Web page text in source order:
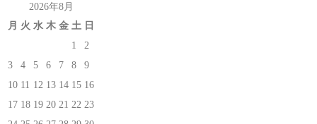
2026年8月
月 火 水 木 金 土 日
1
2
3
4 5 6 7 8
9
10 11 12 13 14 15 16
17 18 19 20 21 22 23